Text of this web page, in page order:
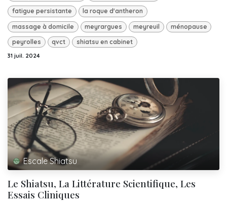
fatigue persistante la roque d'antheron
massage à domicile meyrargues meyreuil ménopause
peyrolles qvct shiatsu en cabinet
31 juil. 2024
Escale Shiatsu
Le Shiatsu, La Littérature Scientifique, Les
Essais Cliniques